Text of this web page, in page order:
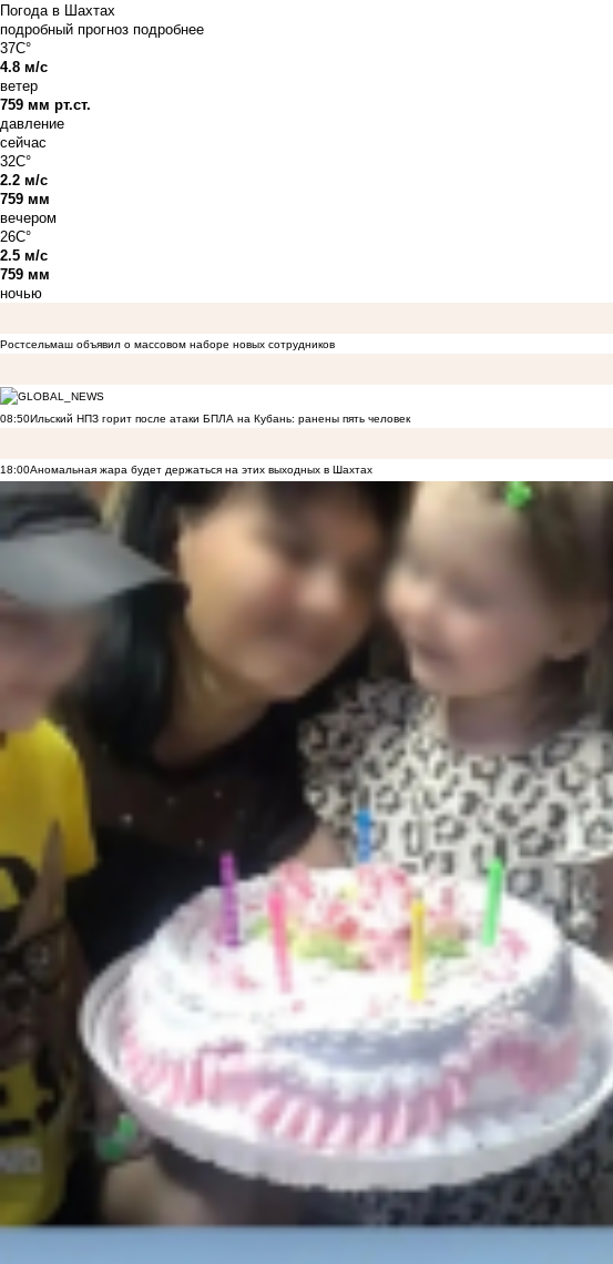
Погода в Шахтах
подробный прогноз подробнее
37C°
4.8 м/с
ветер
759 мм рт.ст.
давление
сейчас
32C°
2.2 м/с
759 мм
вечером
26C°
2.5 м/с
759 мм
ночью
Ростсельмаш объявил о массовом наборе новых сотрудников
08:50Ильский НПЗ горит после атаки БПЛА на Кубань: ранены пять человек
18:00Аномальная жара будет держаться на этих выходных в Шахтах